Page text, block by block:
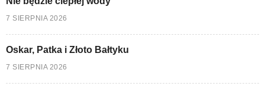
7 SIERPNIA 2026
Oskar, Patka i Złoto Bałtyku
7 SIERPNIA 2026